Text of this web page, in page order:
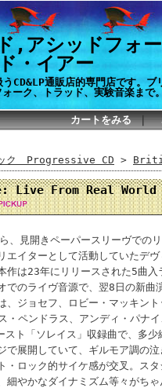
,アシッドフォ
・イアー
CD&LP通販店的専門店です。
ーク、トラッド、実験音楽まで
カートをみる｜
ック Progressive CD >
Live From Real
、見開きペーパースリーヴでの
エイターとして活動していたデ
作は23年にリリースされた5曲
のライヴ音源で、翌8日の新曲
、ジョセフ、ロビー・マッキン
ペンドラス、アンディ・パナイ
スト「ソレイス」収録曲で、多
で展開していて、ギルモア調の
・ロック的サイケ感が交叉。ス
細やかなダイナミズム等々がち